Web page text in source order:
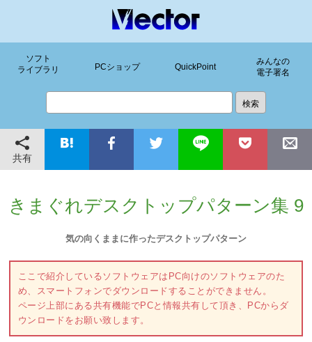
ソフト
ライブラリ
PCショップ QuickPoint
みんなの
電子署名
共有
きまぐれデスクトップパターン集 9
気の向くままに作ったデスクトップパターン
ここで紹介しているソフトウェアはPC向けのソフトウェアのた
め、スマートフォンでダウンロードすることができません。
ページ上部にある共有機能でPCと情報共有して頂き、PCからダ
ウンロードをお願い致します。